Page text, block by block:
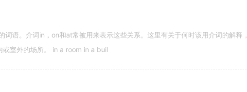
词语。介词in，on和at常被用来表示这些关系。这里有关于何时该用介词的解释，
或室外的场所。 in a room in a buil